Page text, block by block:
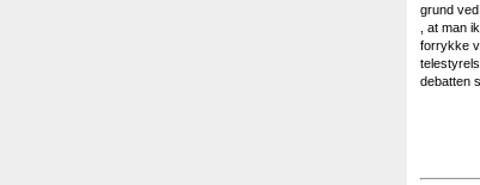
grund
, at man
forrykke
debatten